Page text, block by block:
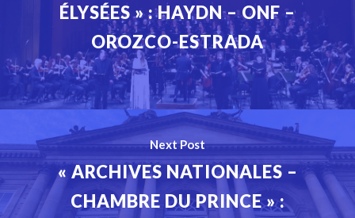
ÉLYSÉES » : HAYDN – ONF –
OROZCO-ESTRADA
Next Post
« ARCHIVES NATIONALES –
CHAMBRE DU PRINCE » :